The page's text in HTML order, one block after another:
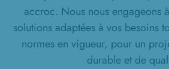
accroc. Nous nous engageons
solutions adaptées à vos besoins
normes en vigueur, pour un
durable et de